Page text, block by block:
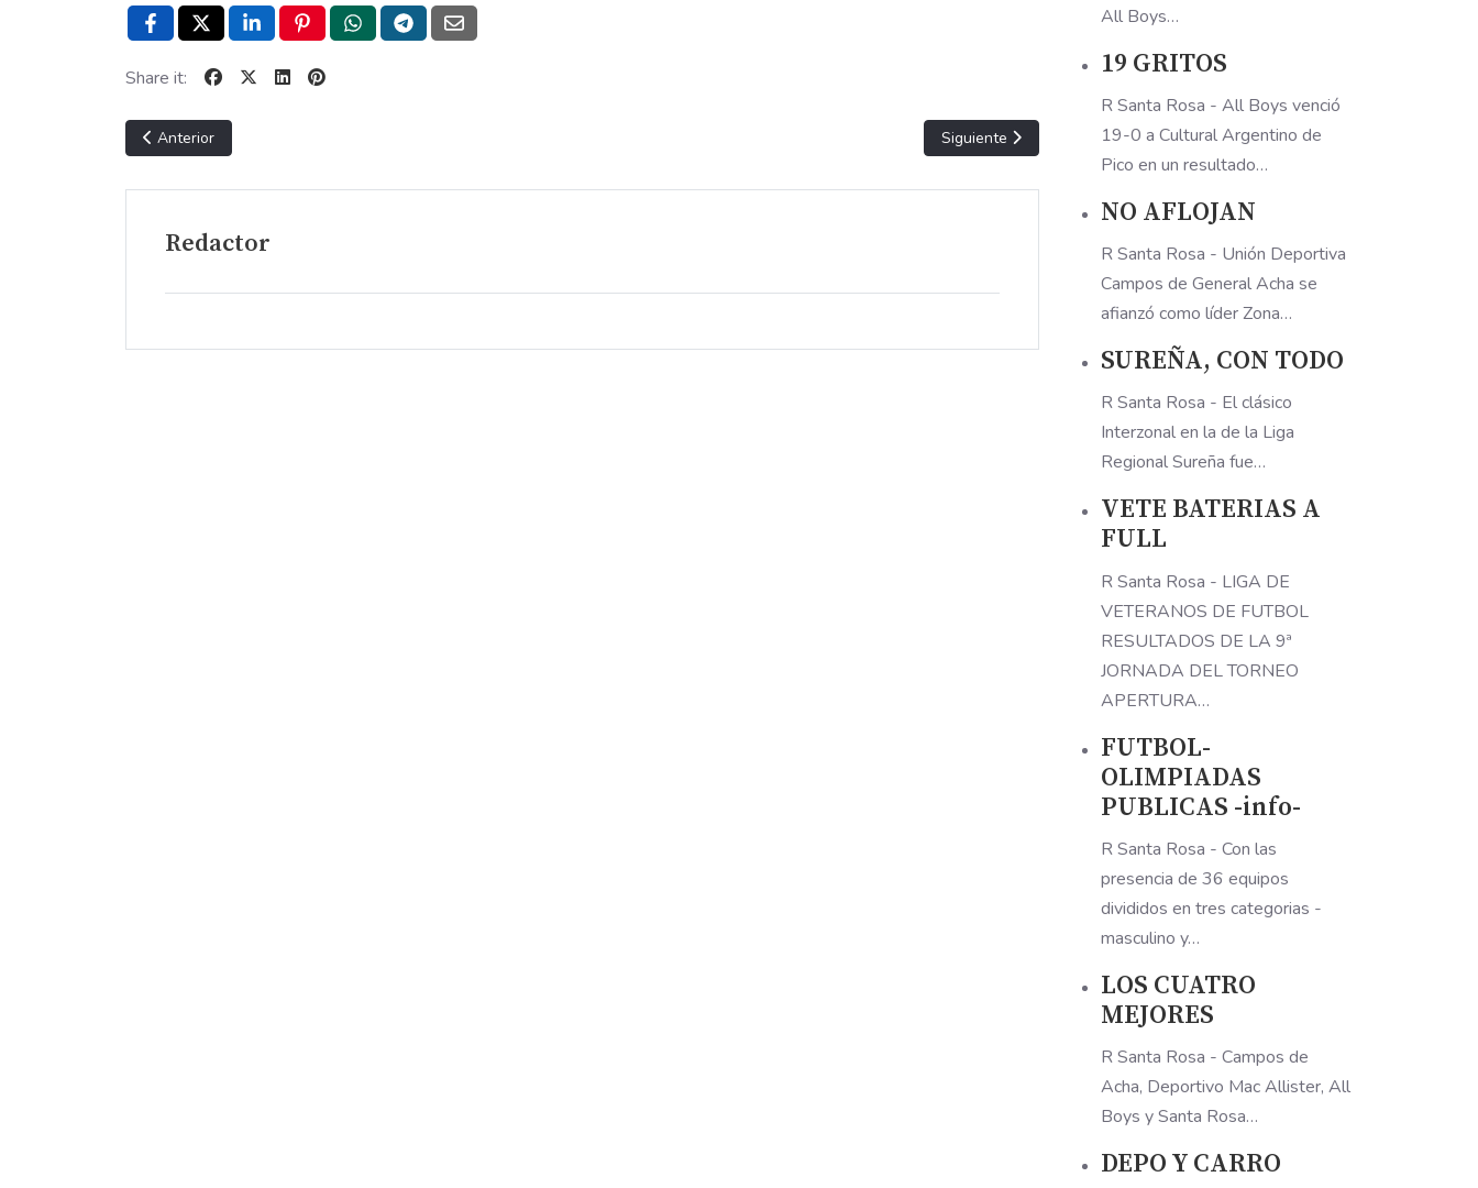
Share it:
Artículo anterior: COPA PAIS EN MARCHA
Anterior Artículo siguiente: CRISTIAN EN URIBURU
Siguiente
Redactor
All Boys…
19 GRITOS
R Santa Rosa - All Boys venció
19-0 a Cultural Argentino de
Pico en un resultado…
NO AFLOJAN
R Santa Rosa - Unión Deportiva
Campos de General Acha se
afianzó como líder Zona…
SUREÑA, CON TODO
R Santa Rosa - El clásico
Interzonal en la de la Liga
Regional Sureña fue…
VETE BATERIAS A
FULL
R Santa Rosa - LIGA DE
VETERANOS DE FUTBOL
RESULTADOS DE LA 9ª
JORNADA DEL TORNEO
APERTURA…
FUTBOL-
OLIMPIADAS
PUBLICAS -info-
R Santa Rosa - Con las
presencia de 36 equipos
divididos en tres categorias -
masculino y…
LOS CUATRO
MEJORES
R Santa Rosa - Campos de
Acha, Deportivo Mac Allister, All
Boys y Santa Rosa…
DEPO Y CARRO